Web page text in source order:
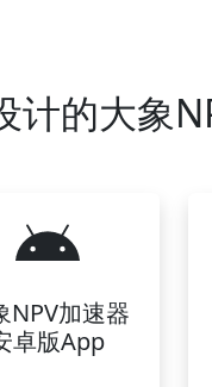
计的大象
NPV加速器
卓版App